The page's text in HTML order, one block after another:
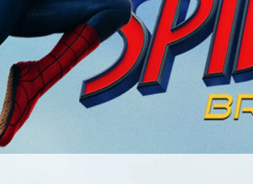
#Abenteuer#Familie